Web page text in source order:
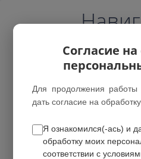
Возможные
Согласие
Для продолжения работы
дать согласие на
Я ознакомился(-ась) и
обработку моих
соответствии с